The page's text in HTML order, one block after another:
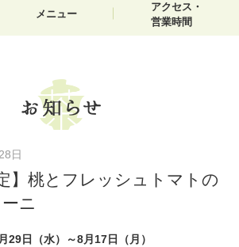
メニュー
アクセス・
営業時間
日
】桃とフレッシュトマトの
ニ
29日（水）～8月17日（月）